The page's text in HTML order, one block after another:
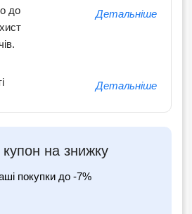
до
Детальніше
Детальніше
на знижку
покупки до -7%